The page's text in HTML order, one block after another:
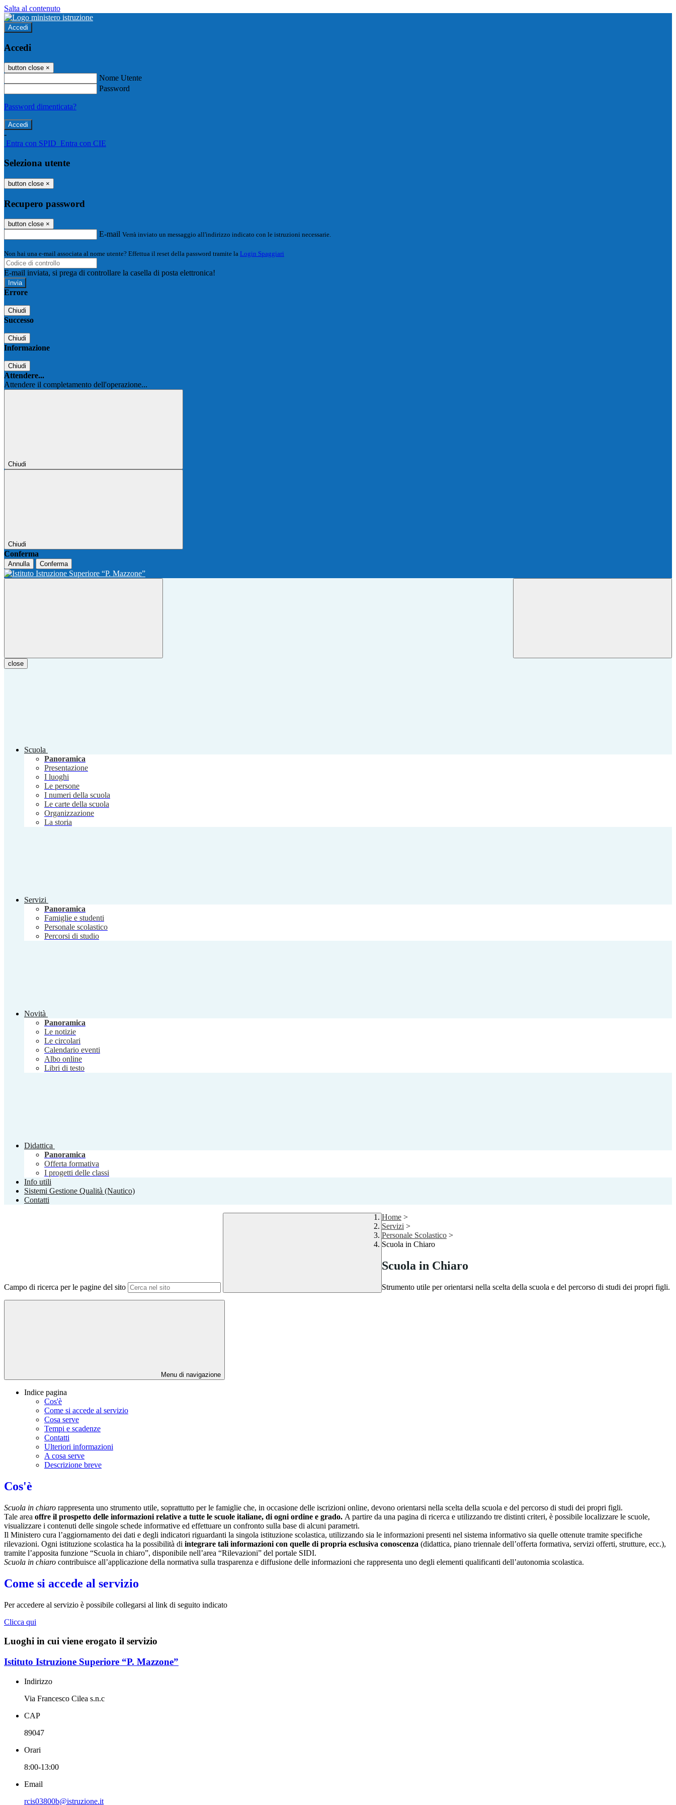
Salta al contenuto
Accedi
Accedi
button close ×
Nome Utente
Password
Password dimenticata?
-
Entra con SPID Entra con CIE
Seleziona utente
button close ×
Recupero password
button close ×
E-mail Verrà inviato un messaggio all'indirizzo indicato con le istruzioni necessarie.
Non hai una e-mail associata al nome utente? Effettua il reset della password tramite la Login Spaggiari
E-mail inviata, si prega di controllare la casella di posta elettronica!
Errore
Chiudi
Successo
Chiudi
Informazione
Chiudi
Attendere...
Attendere il completamento dell'operazione...
Chiudi
Chiudi
Conferma
Annulla Conferma
close
Scuola
Panoramica
Presentazione
I luoghi
Le persone
I numeri della scuola
Le carte della scuola
Organizzazione
La storia
Servizi
Panoramica
Famiglie e studenti
Personale scolastico
Percorsi di studio
Novità
Panoramica
Le notizie
Le circolari
Calendario eventi
Albo online
Libri di testo
Didattica
Panoramica
Offerta formativa
I progetti delle classi
Info utili
Sistemi Gestione Qualità (Nautico)
Contatti
Campo di ricerca per le pagine del sito
Home >
Servizi >
Personale Scolastico >
Scuola in Chiaro
Scuola in Chiaro
Strumento utile per orientarsi nella scelta della scuola e del percorso di studi dei propri figli.
Menu di navigazione
Indice pagina
Cos'è
Come si accede al servizio
Cosa serve
Tempi e scadenze
Contatti
Ulteriori informazioni
A cosa serve
Descrizione breve
Cos'è
Scuola in chiaro rappresenta uno strumento utile, soprattutto per le famiglie che, in occasione delle iscrizioni online, devono orientarsi nella scelta della scuola e del percorso di studi dei propri figli.
Tale area offre il prospetto delle informazioni relative a tutte le scuole italiane, di ogni ordine e grado. A partire da una pagina di ricerca e utilizzando tre distinti criteri, è possibile localizzare le scuole,
visualizzare i contenuti delle singole schede informative ed effettuare un confronto sulla base di alcuni parametri.
Il Ministero cura l’aggiornamento dei dati e degli indicatori riguardanti la singola istituzione scolastica, utilizzando sia le informazioni presenti nel sistema informativo sia quelle ottenute tramite specifiche
rilevazioni. Ogni istituzione scolastica ha la possibilità di integrare tali informazioni con quelle di propria esclusiva conoscenza (didattica, piano triennale dell’offerta formativa, servizi offerti, strutture, ecc.),
tramite l’apposita funzione “Scuola in chiaro”, disponibile nell’area “Rilevazioni” del portale SIDI.
Scuola in chiaro contribuisce all’applicazione della normativa sulla trasparenza e diffusione delle informazioni che rappresenta uno degli elementi qualificanti dell’autonomia scolastica.
Come si accede al servizio
Per accedere al servizio è possibile collegarsi al link di seguito indicato
Clicca qui
Luoghi in cui viene erogato il servizio
Istituto Istruzione Superiore “P. Mazzone”
Indirizzo
Via Francesco Cilea s.n.c
CAP
89047
Orari
8:00-13:00
Email
rcis03800b@istruzione.it